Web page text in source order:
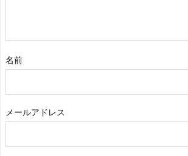
名前
メールアドレス